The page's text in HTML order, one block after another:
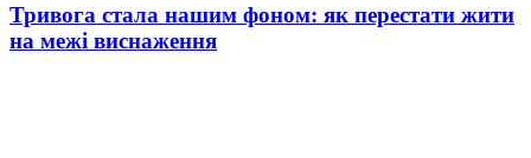
Тривога стала нашим фоном: як перестати жити
на межі виснаження